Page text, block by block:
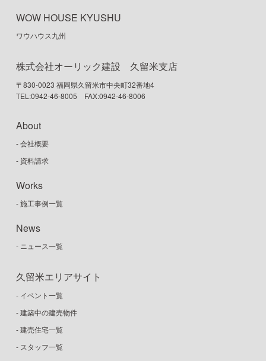
WOW HOUSE KYUSHU
ワウハウス九州
株式会社オーリック建設 久留米支店
〒830-0023 福岡県久留米市中央町32番地4
TEL:0942-46-8005 FAX:0942-46-8006
About
- 会社概要
- 資料請求
Works
- 施工事例一覧
News
- ニュース一覧
久留米エリアサイト
- イベント一覧
- 建築中の建売物件
- 建売住宅一覧
- スタッフ一覧